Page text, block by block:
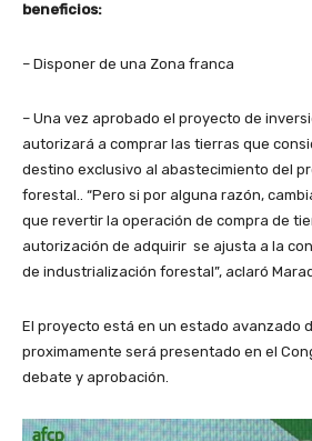
beneficios:
– Disponer de una Zona franca
– Una vez aprobado el proyecto de
autorizará a comprar las tierras que
destino exclusivo al abastecimiento del
forestal.. “Pero si por alguna razón,
que revertir la operación de compra de
autorización de adquirir se ajusta a la
de industrialización forestal”, aclaró
El proyecto está en un estado avanzado
proximamente será presentado en el
debate y aprobación.